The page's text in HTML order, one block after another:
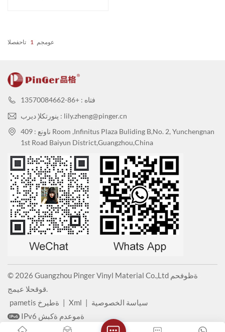
عومجم 1 تاحفصلا
فتاه : +86-13570084662
ينورتكلإ ديرب : lily.zheng@pinger.cn
ناونع : 409 Room ,Infinitus Plaza Buliding B,No. 2, Yunchengnan
1st Road Baiyun District,Guangzhou,China
© 2026 Guangzhou Pinger Vinyl Material Co.,Ltd ةظوفحم
قوقحلا عيمج.
pametis ةطيرخ | Xml | سياسة الخصوصية
IPv6 ةموعدم ةكبش